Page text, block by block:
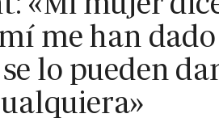
me han dado
lo pueden